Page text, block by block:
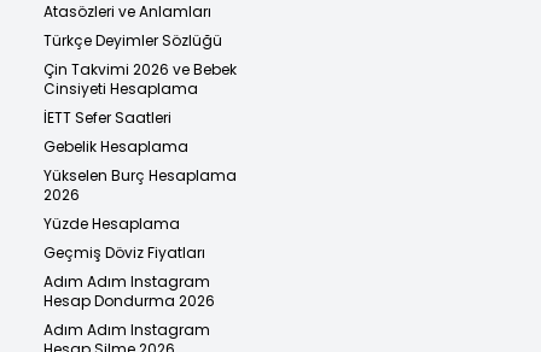
Atasözleri ve Anlamları
Türkçe Deyimler Sözlüğü
Çin Takvimi 2026 ve Bebek
Cinsiyeti Hesaplama
İETT Sefer Saatleri
Gebelik Hesaplama
Yükselen Burç Hesaplama
2026
Yüzde Hesaplama
Geçmiş Döviz Fiyatları
Adım Adım Instagram
Hesap Dondurma 2026
Adım Adım Instagram